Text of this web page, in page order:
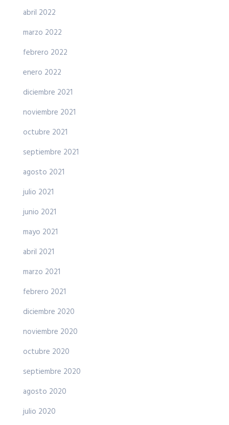
abril 2022
marzo 2022
febrero 2022
enero 2022
diciembre 2021
noviembre 2021
octubre 2021
septiembre 2021
agosto 2021
julio 2021
junio 2021
mayo 2021
abril 2021
marzo 2021
febrero 2021
diciembre 2020
noviembre 2020
octubre 2020
septiembre 2020
agosto 2020
julio 2020